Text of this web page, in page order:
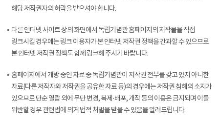
해당 저작권자의 허락을 받으셔야 합니다.
다른 인터넷 사이트 상의 화면에서 독립기념관 홈페이지의 저작물을 직접
링크시킬 경우에는 링크 이용자가 본 인터넷 저작권 정책을 간과할 수 있으므로
본 인터넷 저작권 정책도 함께 링크해 주시기 바랍니다.
홈페이지에서 개방 중인 자료 중 독립기념관이 저작권 전부를 갖고 있지 아니한
자료(다른 저작자와 저작권을 공유한 자료 등)의 경우에는 저작권 침해의 소지가
있으므로 단순 열람 외에 무단 변경, 복제·배포, 개작 등의 이용은 금지되며 이를
위반할 경우 관련법에 의거 법적 처벌을 받을 수 있음을 알려드립니다.